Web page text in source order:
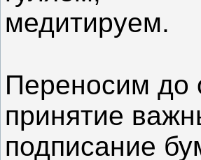
медитируем.
Переносим до
принятие
подписание